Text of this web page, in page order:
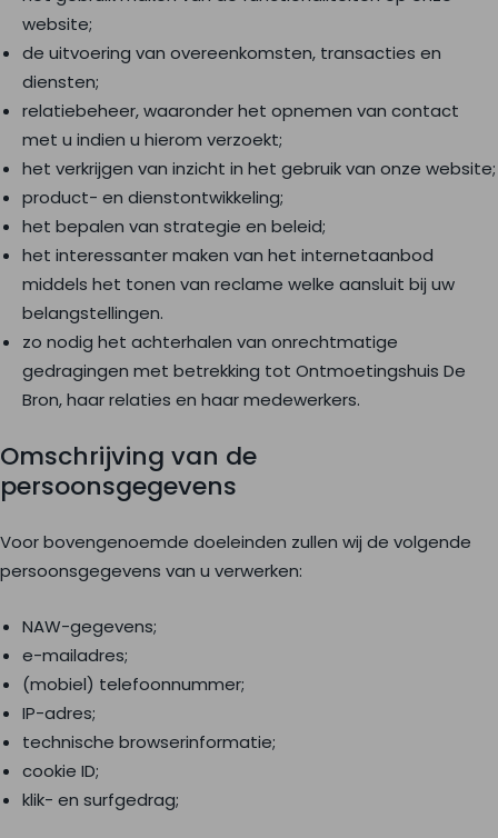
website;
de uitvoering van overeenkomsten, transacties en
diensten;
relatiebeheer, waaronder het opnemen van contact
met u indien u hierom verzoekt;
het verkrijgen van inzicht in het gebruik van onze website;
product- en dienstontwikkeling;
het bepalen van strategie en beleid;
het interessanter maken van het internetaanbod
middels het tonen van reclame welke aansluit bij uw
belangstellingen.
zo nodig het achterhalen van onrechtmatige
gedragingen met betrekking tot Ontmoetingshuis De
Bron, haar relaties en haar medewerkers.
Omschrijving van de
persoonsgegevens
Voor bovengenoemde doeleinden zullen wij de volgende
persoonsgegevens van u verwerken:
NAW-gegevens;
e-mailadres;
(mobiel) telefoonnummer;
IP-adres;
technische browserinformatie;
cookie ID;
klik- en surfgedrag;